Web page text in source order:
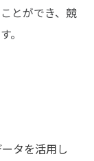
とができ、競
。
タを活用し